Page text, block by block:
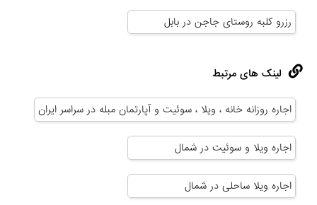
رزرو کلبه روستای جاجن در بابل
لینک های مرتبط
اجاره روزانه خانه ، ویلا ، سوئیت و آپارتمان مبله در سراسر ایران
اجاره ویلا و سوئیت در شمال
اجاره ویلا ساحلی در شمال